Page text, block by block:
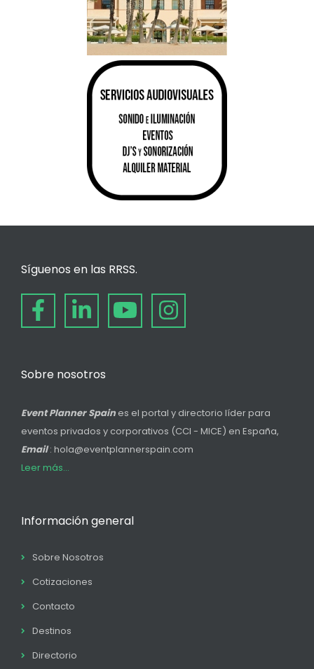
Síguenos en las RRSS.
Sobre nosotros
Event Planner Spain es el portal y directorio líder para
eventos privados y corporativos (CCI - MICE) en España,
Email: hola@eventplannerspain.com
Leer más...
Información general
Sobre Nosotros
Cotizaciones
Contacto
Destinos
Directorio